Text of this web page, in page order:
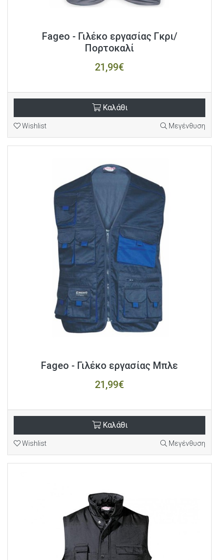
Fageo - Γιλέκο εργασίας Γκρι/
Πορτοκαλί
21,99€
Καλάθι
Wishlist Μεγένθυση
Fageo - Γιλέκο εργασίας Μπλε
21,99€
Καλάθι
Wishlist Μεγένθυση